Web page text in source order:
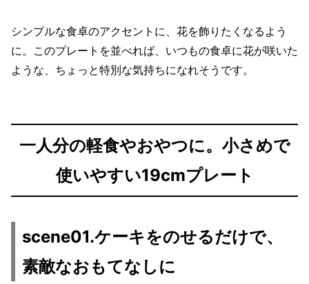
シンプルな食卓のアクセントに、花を飾りたくなるよう
に。このプレートを並べれば、いつもの食卓に花が咲いた
ような、ちょっと特別な気持ちになれそうです。
一人分の軽食やおやつに。小さめで
使いやすい19cmプレート
scene01.ケーキをのせるだけで、
素敵なおもてなしに